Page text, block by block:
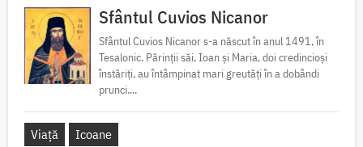
Sfântul Cuvios Nicanor
Sfântul Cuvios Nicanor s-a născut în anul 1491, în
Tesalonic. Părinții săi, Ioan și Maria, doi credincioși
înstăriți, au întâmpinat mari greutăți în a dobândi
prunci....
Viață Icoane